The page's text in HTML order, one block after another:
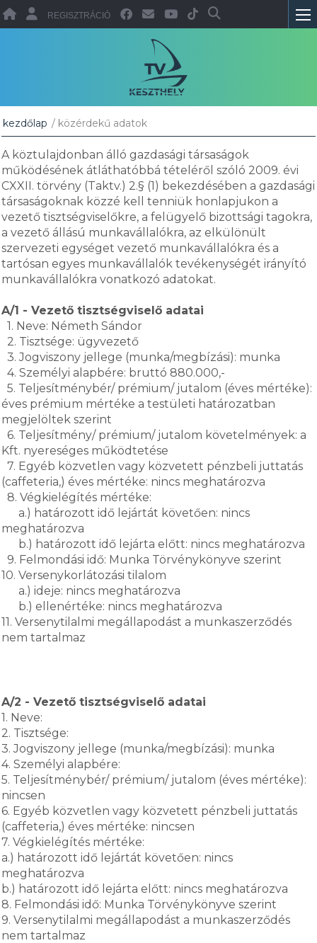
REGISZTRÁCIÓ
kezdőlap / közérdekű adatok
A köztulajdonban álló gazdasági társaságok
működésének átláthatóbbá tételéről szóló 2009. évi
CXXII. törvény (Taktv.) 2.§ (1) bekezdésében a gazdasági
társaságoknak közzé kell tenniük honlapjukon a
vezető tisztségviselőkre, a felügyelő bizottsági tagokra,
a vezető állású munkavállalókra, az elkülönült
szervezeti egységet vezető munkavállalókra és a
tartósan egyes munkavállalók tevékenységét irányító
munkavállalókra vonatkozó adatokat.
A/1 - Vezető tisztségviselő adatai
1. Neve: Németh Sándor
2. Tisztsége: ügyvezető
3. Jogviszony jellege (munka/megbízási): munka
4. Személyi alapbére: bruttó 880.000,-
5. Teljesítménybér/ prémium/ jutalom (éves mértéke):
éves prémium mértéke a testületi határozatban
megjelöltek szerint
6. Teljesítmény/ prémium/ jutalom követelmények: a
Kft. nyereséges működtetése
7. Egyéb közvetlen vagy közvetett pénzbeli juttatás
(caffeteria,) éves mértéke: nincs meghatározva
8. Végkielégítés mértéke:
a.) határozott idő lejártát követően: nincs
meghatározva
b.) határozott idő lejárta előtt: nincs meghatározva
9. Felmondási idő: Munka Törvénykönyve szerint
10. Versenykorlátozási tilalom
a.) ideje: nincs meghatározva
b.) ellenértéke: nincs meghatározva
11. Versenytilalmi megállapodást a munkaszerződés
nem tartalmaz
A/2 - Vezető tisztségviselő adatai
1. Neve:
2. Tisztsége:
3. Jogviszony jellege (munka/megbízási): munka
4. Személyi alapbére:
5. Teljesítménybér/ prémium/ jutalom (éves mértéke):
nincsen
6. Egyéb közvetlen vagy közvetett pénzbeli juttatás
(caffeteria,) éves mértéke: nincsen
7. Végkielégítés mértéke:
a.) határozott idő lejártát követően: nincs
meghatározva
b.) határozott idő lejárta előtt: nincs meghatározva
8. Felmondási idő: Munka Törvénykönyve szerint
9. Versenytilalmi megállapodást a munkaszerződés
nem tartalmaz